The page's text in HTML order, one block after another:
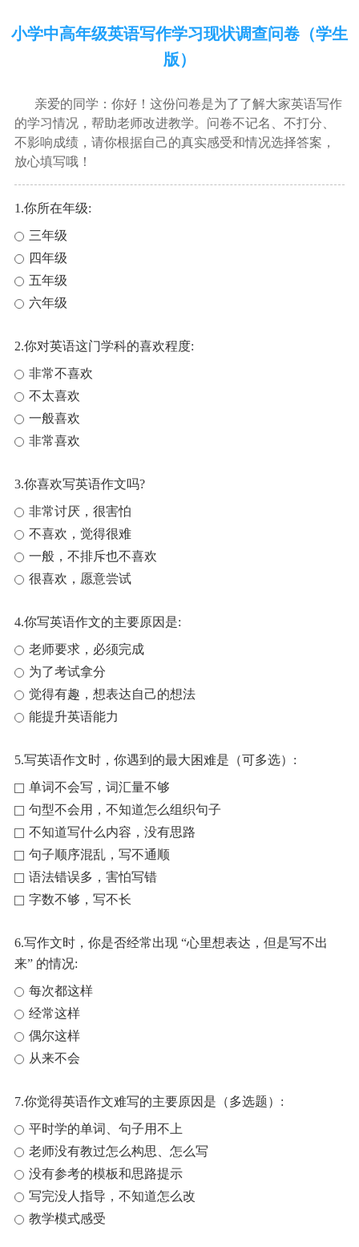
小学中高年级英语写作学习现状调查问卷（学生
版）
亲爱的同学：你好！这份问卷是为了了解大家英语写作
的学习情况，帮助老师改进教学。问卷不记名、不打分、
不影响成绩，请你根据自己的真实感受和情况选择答案，
放心填写哦！
1.你所在年级:
三年级
四年级
五年级
六年级
2.你对英语这门学科的喜欢程度:
非常不喜欢
不太喜欢
一般喜欢
非常喜欢
3.你喜欢写英语作文吗?
非常讨厌，很害怕
不喜欢，觉得很难
一般，不排斥也不喜欢
很喜欢，愿意尝试
4.你写英语作文的主要原因是:
老师要求，必须完成
为了考试拿分
觉得有趣，想表达自己的想法
能提升英语能力
5.写英语作文时，你遇到的最大困难是（可多选）:
单词不会写，词汇量不够
句型不会用，不知道怎么组织句子
不知道写什么内容，没有思路
句子顺序混乱，写不通顺
语法错误多，害怕写错
字数不够，写不长
6.写作文时，你是否经常出现 “心里想表达，但是写不出
来” 的情况:
每次都这样
经常这样
偶尔这样
从来不会
7.你觉得英语作文难写的主要原因是（多选题）:
平时学的单词、句子用不上
老师没有教过怎么构思、怎么写
没有参考的模板和思路提示
写完没人指导，不知道怎么改
教学模式感受